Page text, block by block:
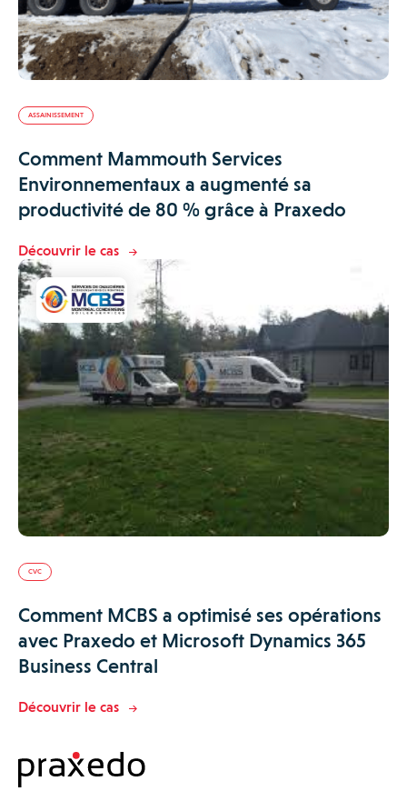
ASSAINISSEMENT
Comment Mammouth Services
Environnementaux a augmenté sa
productivité de 80 % grâce à Praxedo
Découvrir le cas
CVC
Comment MCBS a optimisé ses opérations
avec Praxedo et Microsoft Dynamics 365
Business Central
Découvrir le cas